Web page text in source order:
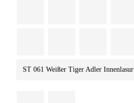
ST 061 Weißer Tiger Adler Innenlasur